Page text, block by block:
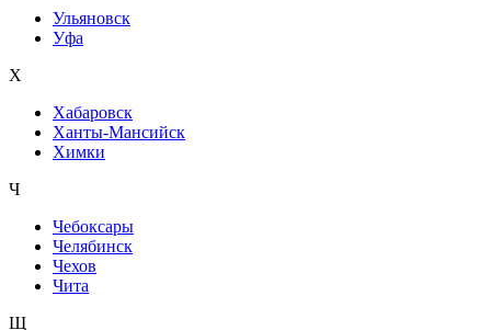
Ульяновск
Уфа
Х
Хабаровск
Ханты-Мансийск
Химки
Ч
Чебоксары
Челябинск
Чехов
Чита
Щ